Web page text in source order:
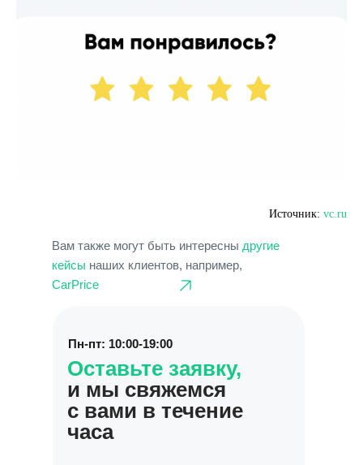
Источник: vc.ru
Вам также могут быть интересны другие
кейсы наших клиентов, например,
CarPrice
Оставьте заявку,
и мы свяжемся
с вами в течение
часа
Пн-пт: 10:00-19:00
О компании
ИТ-аккредитация
Полезные материалы
Статьи про геомаркетинг
Кейсы наших клиентов
FAQ по сервису